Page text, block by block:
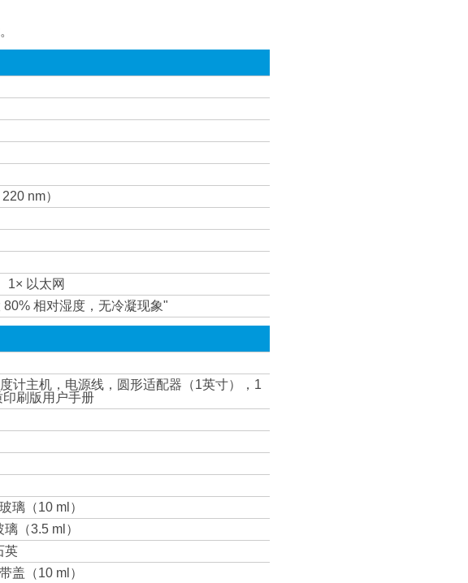
nm）
1× 以太网
80% 相对湿度，无冷凝现象"
计主机，电源线，圆形适配器（1英寸），1
刷版用户手册
璃（10 ml）
（3.5 ml）
英
盖（10 ml）